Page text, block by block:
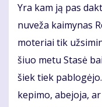
Yra kam ją pas
nu­ve­ža kai­my­nas
mo­te­riai tik
šiuo me­tu Sta­sė
šiek tiek
ke­pi­mo, abe­jo­ja,